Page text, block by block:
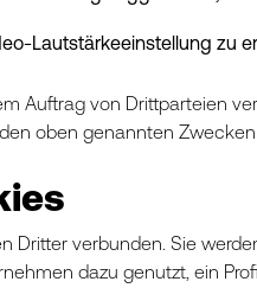
Lautstärkeeinstellung zu
Auftrag von Drittparteien
oben genannten
Dritter verbunden. Sie
dazu genutzt, ein